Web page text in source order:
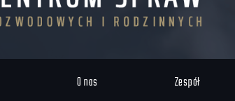
O nas Zespół